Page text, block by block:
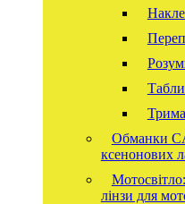
Обманки
ксенонових
лінзи для